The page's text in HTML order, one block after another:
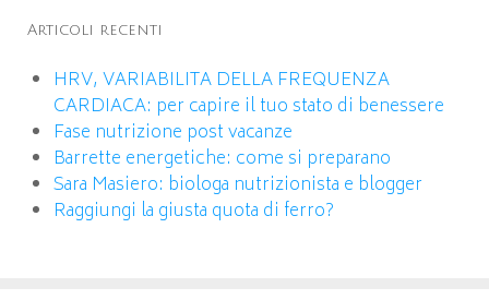
Articoli recenti
HRV, VARIABILITA DELLA FREQUENZA
CARDIACA: per capire il tuo stato di benessere
Fase nutrizione post vacanze
Barrette energetiche: come si preparano
Sara Masiero: biologa nutrizionista e blogger
Raggiungi la giusta quota di ferro?